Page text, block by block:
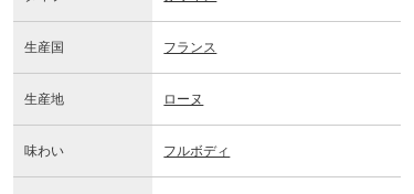
生産国 フランス
生産地 ローヌ
味わい フルボディ